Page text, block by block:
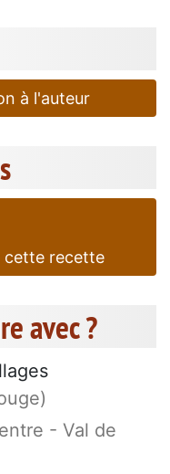
à l'auteur
cette recette
avec ?
- Val de